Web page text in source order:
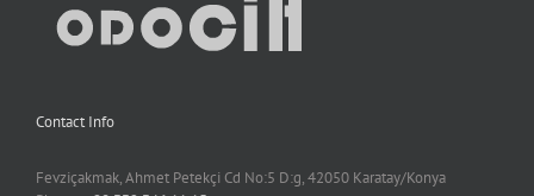
Contact Info
Fevziçakmak, Ahmet Petekçi Cd No:5 D:g, 42050 Karatay/Konya